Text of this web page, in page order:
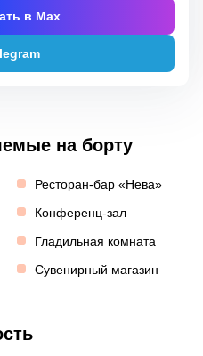
в Max
на борту
Ресторан-бар «Нева»
Конференц-зал
Гладильная комната
Сувенирный магазин